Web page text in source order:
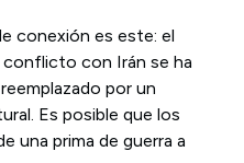
conexión es este: el
con Irán se ha
por un
Es posible que los
una prima de guerra a